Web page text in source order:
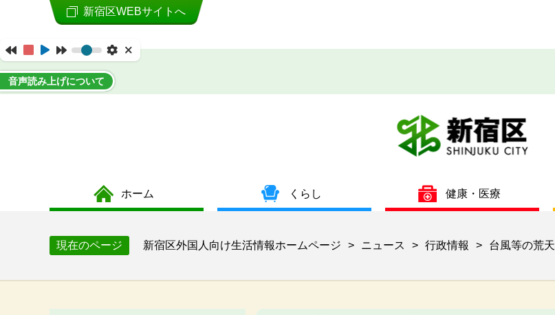
音声読み上げについて
新宿区WEBサイトへ
ホーム くらし 健康・医療
現在のページ 新宿区外国人向け生活情報ホームページ > ニュース > 行政情報 > 台風等の荒